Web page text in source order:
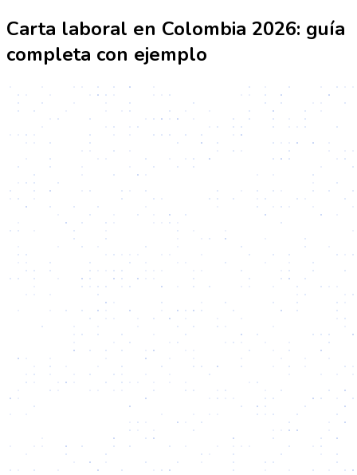
Carta laboral en Colombia 2026: guía
completa con ejemplo